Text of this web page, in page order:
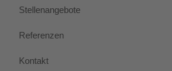
Stellenangebote
Referenzen
Kontakt